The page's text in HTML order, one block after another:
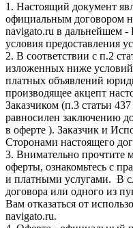
1. Настоящий документ
официальным договором
navigato.ru в дальнейшем -
условия предоставления
2. В соответствии с п.2
изложенных ниже
платных объявлений
производящее акцепт
Заказчиком (п.3 статьи
равносилен заключению
в оферте ). Заказчик и
Сторонами настоящего
3. Внимательно прочтите
оферты, ознакомьтесь с
и платными услугами. В
договора или одного из
Вам отказаться от
navigato.ru.